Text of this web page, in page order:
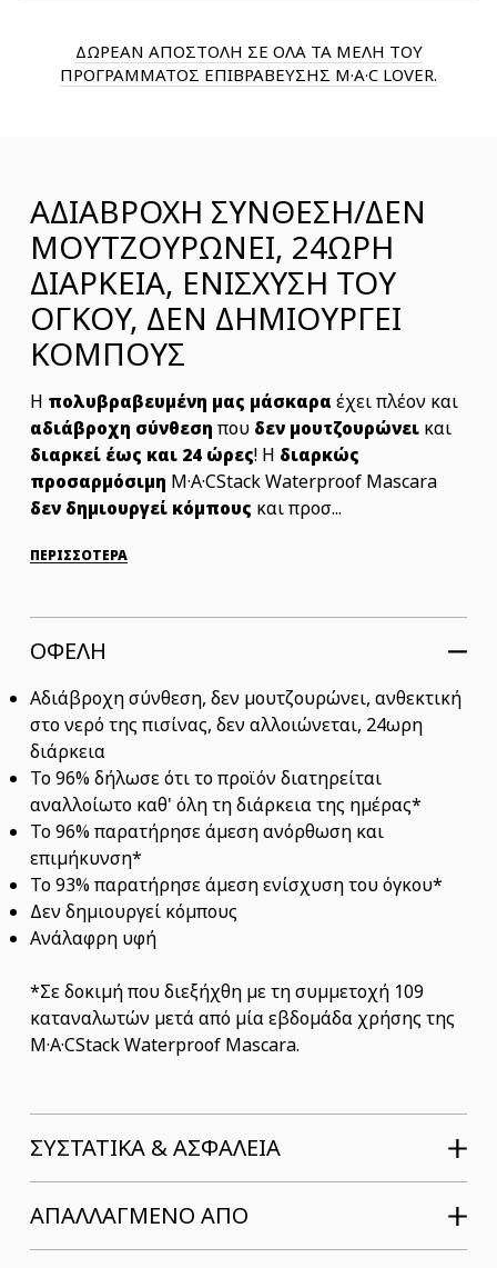
ΔΩΡΕΑΝ ΑΠΟΣΤΟΛΗ ΣΕ ΟΛΑ ΤΑ ΜΕΛΗ ΤΟΥ
ΠΡΟΓΡΑΜΜΑΤΟΣ ΕΠΙΒΡΑΒΕΥΣΗΣ M·A·C LOVER.
ΑΔΙΑΒΡΟΧΗ ΣΥΝΘΕΣΗ/ΔΕΝ
ΜΟΥΤΖΟΥΡΩΝΕΙ, 24ΩΡΗ
ΔΙΑΡΚΕΙΑ, ΕΝΙΣΧΥΣΗ ΤΟΥ
ΌΓΚΟΥ, ΔΕΝ ΔΗΜΙΟΥΡΓΕΙ
ΚΟΜΠΟΥΣ
Η πολυβραβευμένη μας μάσκαρα έχει πλέον και
αδιάβροχη σύνθεση που δεν μουτζουρώνει και
διαρκεί έως και 24 ώρες! Η διαρκώς
προσαρμόσιμη M·A·CStack Waterproof Mascara
δεν δημιουργεί κόμπους και προσ...
ΠΕΡΙΣΣΟΤΕΡΑ
ΟΦΕΛΗ
Αδιάβροχη σύνθεση, δεν μουτζουρώνει, ανθεκτική
στο νερό της πισίνας, δεν αλλοιώνεται, 24ωρη
διάρκεια
Το 96% δήλωσε ότι το προϊόν διατηρείται
αναλλοίωτο καθ' όλη τη διάρκεια της ημέρας*
Το 96% παρατήρησε άμεση ανόρθωση και
επιμήκυνση*
Το 93% παρατήρησε άμεση ενίσχυση του όγκου*
Δεν δημιουργεί κόμπους
Ανάλαφρη υφή
*Σε δοκιμή που διεξήχθη με τη συμμετοχή 109
καταναλωτών μετά από μία εβδομάδα χρήσης της
M·A·CStack Waterproof Mascara.
ΣΥΣΤΑΤΙΚΆ & ΑΣΦΆΛΕΙΑ
ΑΠΑΛΛΑΓΜΕΝΟ ΑΠΟ